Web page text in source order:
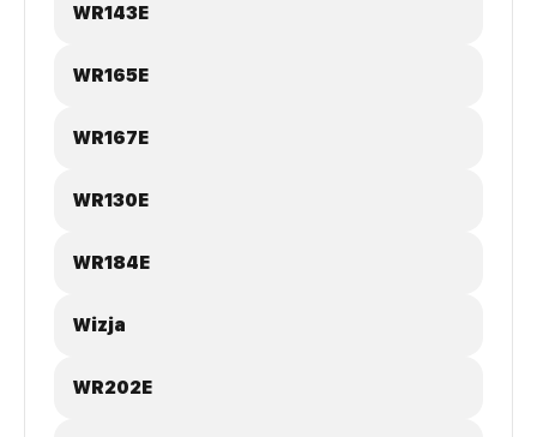
WR143E
WR165E
WR167E
WR130E
WR184E
Wizja
WR202E